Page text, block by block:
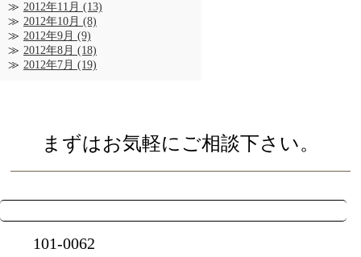
2012年11月 (13)
2012年10月 (8)
2012年9月 (9)
2012年8月 (18)
2012年7月 (19)
まずはお気軽にご相談下さい。
101-0062